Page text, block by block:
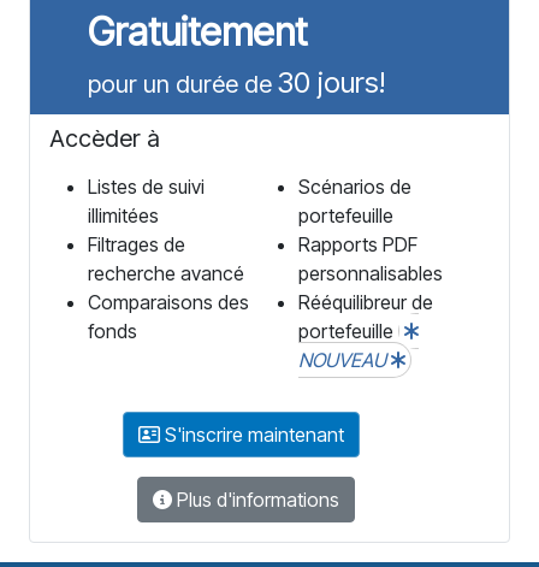
Gratuitement
pour un durée de 30 jours!
Accèder à
Listes de suivi
illimitées
Filtrages de
recherche avancé
Comparaisons des
fonds
Scénarios de
portefeuille
Rapports PDF
personnalisables
Rééquilibreur de
portefeuille
NOUVEAU
S'inscrire maintenant
Plus d'informations